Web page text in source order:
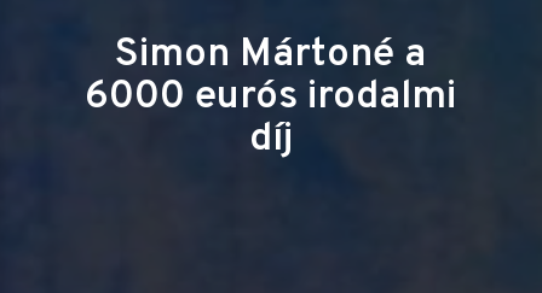
Simon Mártoné a
6000 eurós irodalmi
díj